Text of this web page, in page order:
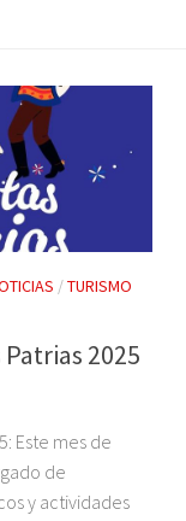
/TURISMO
2025
Este mes de
de
y actividades